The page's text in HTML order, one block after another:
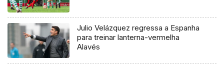
Julio Velázquez regressa a Espanha
para treinar lanterna-vermelha
Alavés